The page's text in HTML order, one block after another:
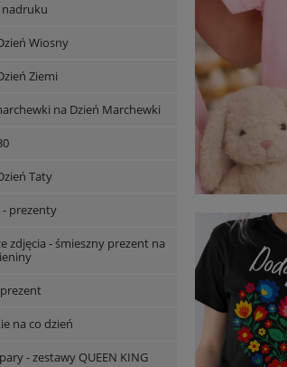
nadruku
Wiosny
Ziemi
na Dzień Marchewki
Taty
- prezenty
zdjęcia - śmieszny prezent na
na co dzień
- zestawy QUEEN KING